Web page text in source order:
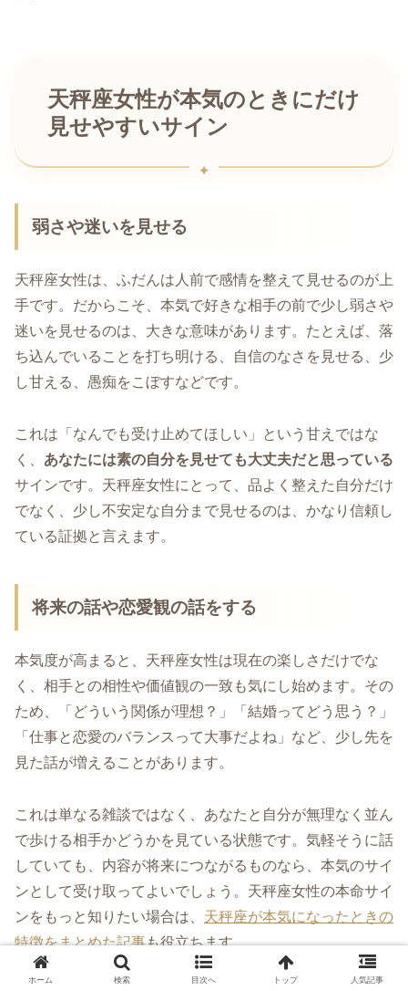
天秤座女性が本気のときにだけ
見せやすいサイン
弱さや迷いを見せる
天秤座女性は、ふだんは人前で感情を整えて見せるのが上
手です。だからこそ、本気で好きな相手の前で少し弱さや
迷いを見せるのは、大きな意味があります。たとえば、落
ち込んでいることを打ち明ける、自信のなさを見せる、少
し甘える、愚痴をこぼすなどです。
これは「なんでも受け止めてほしい」という甘えではな
く、 あなたには素の自分を見せても大丈夫だと思っている
サインです。天秤座女性にとって、品よく整えた自分だけ
でなく、少し不安定な自分まで見せるのは、かなり信頼し
ている証拠と言えます。
将来の話や恋愛観の話をする
本気度が高まると、天秤座女性は現在の楽しさだけでな
く、相手との相性や価値観の一致も気にし始めます。その
ため、「どういう関係が理想？」「結婚ってどう思う？」
「仕事と恋愛のバランスって大事だよね」など、少し先を
見た話が増えることがあります。
これは単なる雑談ではなく、あなたと自分が無理なく並ん
で歩ける相手かどうかを見ている状態です。気軽そうに話
していても、内容が将来につながるものなら、本気のサイ
ンとして受け取ってよいでしょう。天秤座女性の本命サイ
ンをもっと知りたい場合は、 天秤座が本気になったときの
特徴をまとめた記事も役立ちます。
ホーム 検索 目次へ トップ 人気記事